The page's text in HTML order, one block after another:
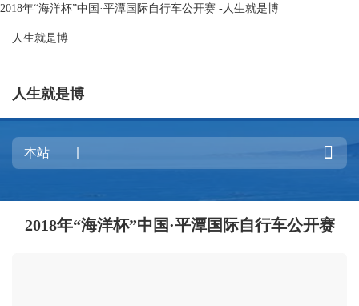
2018年“海洋杯”中国·平潭国际自行车公开赛 -人生就是博
人生就是博
人生就是博

2018年“海洋杯”中国·平潭国际自行车公开赛